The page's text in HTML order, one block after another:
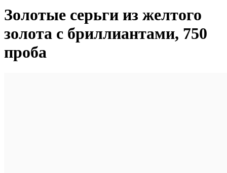
Золотые серьги из желтого
золота с бриллиантами, 750
проба